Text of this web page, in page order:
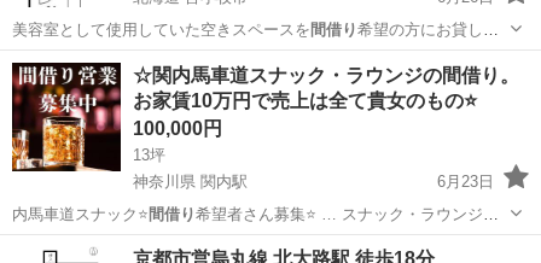
美容室として使用していた空きスペースを 間借り希望の方にお貸しし
ます。 大通りに面…
北海道 苫小牧市 レンタルオフィス
☆関内馬車道スナック・ラウンジの間借り。
お家賃10万円で売上は全て貴女のもの⭐
100,000円
13坪
神奈川県 関内駅
6月23日
内馬車道スナック⭐ 間借り希望者さん募集⭐ … スナック・ラウンジ間
借り希望者さん募集中 …
神奈川 横浜市 関内駅 その他 風営法